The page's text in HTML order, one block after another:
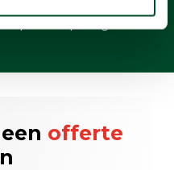
offerte